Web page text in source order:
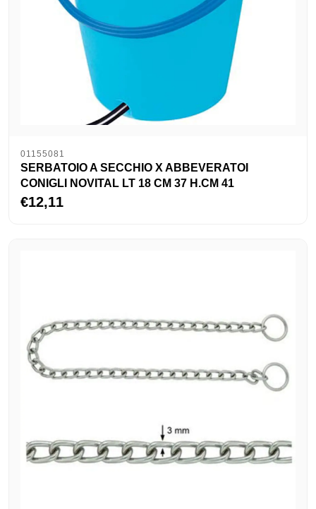
01155081
SERBATOIO A SECCHIO X ABBEVERATOI
CONIGLI NOVITAL LT 18 CM 37 H.CM 41
€12,11